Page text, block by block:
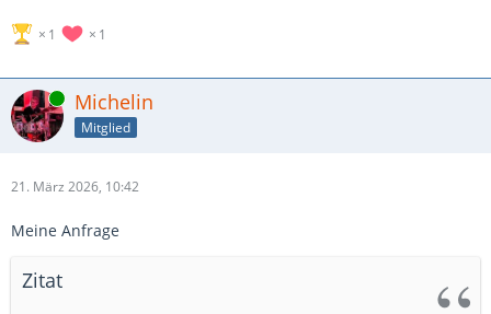
1 1
Online Michelin
Mitglied
21. März 2026, 10:42
Meine Anfrage
Zitat